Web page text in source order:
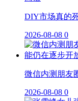
DIY市场真的
2026-08-08 0
微信内测朋友
2026-08-08 0